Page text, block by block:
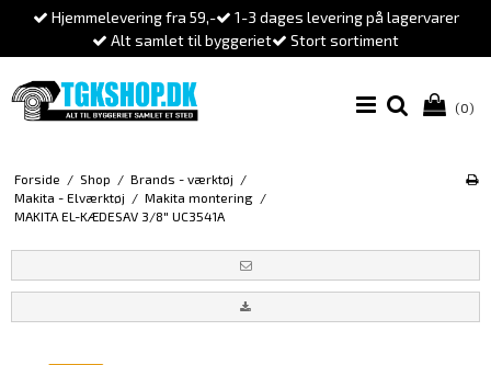
Hjemmelevering fra 59,-
1-3 dages levering på lagervarer
Alt samlet til byggeriet
Stort sortiment
(0)
Forside / Shop / Brands - værktøj /
Makita - Elværktøj / Makita montering /
MAKITA EL-KÆDESAV 3/8" UC3541A